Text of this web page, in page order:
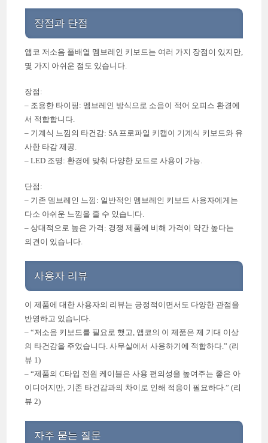
장점과 단점
앱코 저소음 풀배열 멤브레인 키보드는 여러 가지 장점이 있지만,
몇 가지 아쉬운 점도 있습니다.
장점:
– 조용한 타이핑: 멤브레인 방식으로 소음이 적어 오피스 환경에
서 적합합니다.
– 기계식 느낌의 타건감: SA 프로파일 키캡이 기계식 키보드와 유
사한 타감 제공.
– LED 조명: 환경에 맞춰 다양한 모드로 사용이 가능.
단점:
– 기존 멤브레인 느낌: 일반적인 멤브레인 키보드 사용자에게는
다소 아쉬운 느낌을 줄 수 있습니다.
– 상대적으로 높은 가격: 경쟁 제품에 비해 가격이 약간 높다는
의견이 있습니다.
사용자 리뷰
이 제품에 대한 사용자의 리뷰는 긍정적이면서도 다양한 관점을
반영하고 있습니다.
– “저소음 키보드를 필요로 했고, 앱코의 이 제품은 제 기대 이상
의 타건감을 주었습니다. 사무실에서 사용하기에 적합하다.” (리
뷰 1)
– “제품의 C타입 전원 케이블은 사용 편의성을 높여주는 좋은 아
이디어지만, 기존 타건감과의 차이로 인해 적응이 필요하다.” (리
뷰 2)
자주 묻는 질문